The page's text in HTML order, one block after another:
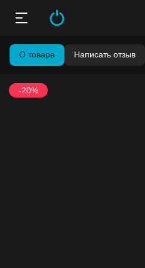
О товаре Написать отзыв
-20%